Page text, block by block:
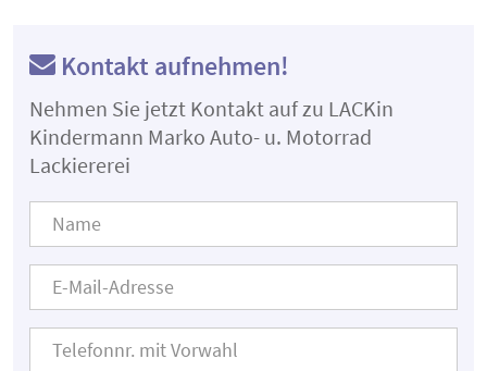
Kontakt aufnehmen!
Nehmen Sie jetzt Kontakt auf zu LACKin
Kindermann Marko Auto- u. Motorrad
Lackiererei